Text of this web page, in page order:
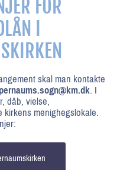
FOR
I
skal man kontakte
.I
dåb, vielse,
menighegslokale.